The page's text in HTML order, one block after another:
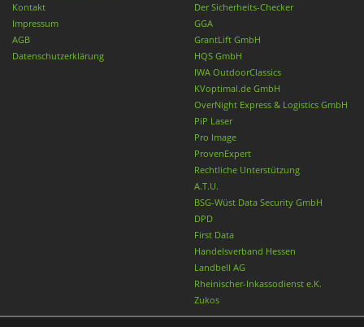
Kontakt
Impressum
AGB
Datenschutzerklärung
Der Sicherheits-Checker
GGA
GrantLift GmbH
HQS GmbH
IWA OutdoorClassics
KVoptimal.de GmbH
OverNight Express & Logistics GmbH
PiP Laser
Pro Image
ProvenExpert
Rechtliche Unterstützung
A.T.U.
BSG-Wüst Data Security GmbH
DPD
First Data
Handelsverband Hessen
Landbell AG
Rheinischer-Inkassodienst e.K.
Zukos